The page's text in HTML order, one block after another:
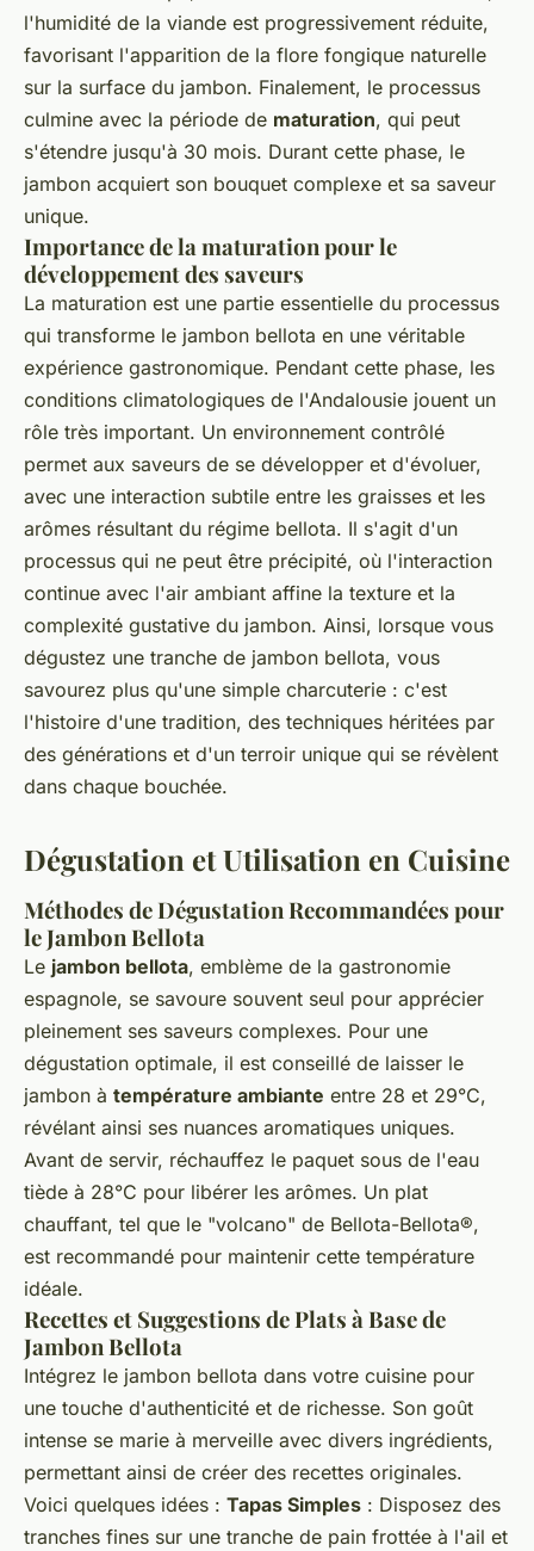
l'humidité de la viande est progressivement réduite,
favorisant l'apparition de la flore fongique naturelle
sur la surface du jambon. Finalement, le processus
culmine avec la période de maturation, qui peut
s'étendre jusqu'à 30 mois. Durant cette phase, le
jambon acquiert son bouquet complexe et sa saveur
unique.
Importance de la maturation pour le
développement des saveurs
La maturation est une partie essentielle du processus
qui transforme le jambon bellota en une véritable
expérience gastronomique. Pendant cette phase, les
conditions climatologiques de l'Andalousie jouent un
rôle très important. Un environnement contrôlé
permet aux saveurs de se développer et d'évoluer,
avec une interaction subtile entre les graisses et les
arômes résultant du régime bellota. Il s'agit d'un
processus qui ne peut être précipité, où l'interaction
continue avec l'air ambiant affine la texture et la
complexité gustative du jambon. Ainsi, lorsque vous
dégustez une tranche de jambon bellota, vous
savourez plus qu'une simple charcuterie : c'est
l'histoire d'une tradition, des techniques héritées par
des générations et d'un terroir unique qui se révèlent
dans chaque bouchée.
Dégustation et Utilisation en Cuisine
Méthodes de Dégustation Recommandées pour
le Jambon Bellota
Le jambon bellota, emblème de la gastronomie
espagnole, se savoure souvent seul pour apprécier
pleinement ses saveurs complexes. Pour une
dégustation optimale, il est conseillé de laisser le
jambon à température ambiante entre 28 et 29°C,
révélant ainsi ses nuances aromatiques uniques.
Avant de servir, réchauffez le paquet sous de l'eau
tiède à 28°C pour libérer les arômes. Un plat
chauffant, tel que le "volcano" de Bellota-Bellota®,
est recommandé pour maintenir cette température
idéale.
Recettes et Suggestions de Plats à Base de
Jambon Bellota
Intégrez le jambon bellota dans votre cuisine pour
une touche d'authenticité et de richesse. Son goût
intense se marie à merveille avec divers ingrédients,
permettant ainsi de créer des recettes originales.
Voici quelques idées : Tapas Simples : Disposez des
tranches fines sur une tranche de pain frottée à l'ail et